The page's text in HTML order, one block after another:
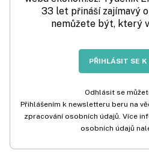
33 let přináší zajímavý
nemůžete být, který
PŘIHLÁSIT SE K
Odhlásit se
Přihlášením k newsletteru beru na
zpracování osobních údajů. Více
osobních údajů